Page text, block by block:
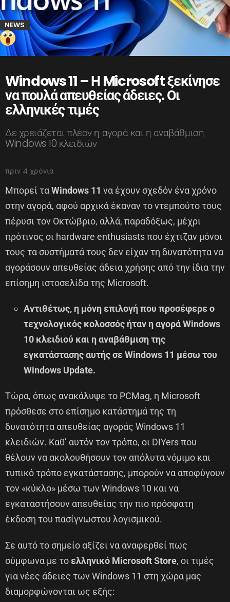
NEWS
Windows 11 – Η Microsoft ξεκίνησε
να πουλά απευθείας άδειες. Οι
ελληνικές τιμές
Δε χρειάζεται πλέον η αγορά και η αναβάθμιση
Windows 10 κλειδιών
πριν 4 χρόνια
Μπορεί ταWindows 11 να έχουν σχεδόν ένα χρόνο
στην αγορά, αφού αρχικά έκαναν το ντεμπούτο τους
πέρυσι τον Οκτώβριο, αλλά, παραδόξως, μέχρι
πρότινος οι hardware enthusiasts που έχτιζαν μόνοι
τους τα συστήματά τους δεν είχαν τη δυνατότητα να
αγοράσουν απευθείας άδεια χρήσης από την ίδια την
επίσημη ιστοσελίδα της Microsoft.
Αντιθέτως, η μόνη επιλογή που προσέφερε ο
τεχνολογικός κολοσσός ήταν η αγορά Windows
10 κλειδιού και η αναβάθμιση της
εγκατάστασης αυτής σε Windows 11 μέσω του
Windows Update.
Τώρα, όπως ανακάλυψε το PCMag, η Microsoft
πρόσθεσε στο επίσημο κατάστημά της τη
δυνατότητα απευθείας αγοράς Windows 11
κλειδιών. Καθ’ αυτόν τον τρόπο, οι DIYers που
θέλουν να ακολουθήσουν τον απόλυτα νόμιμο και
τυπικό τρόπο εγκατάστασης, μπορούν να αποφύγουν
τον «κύκλο» μέσω των Windows 10 και να
εγκαταστήσουν απευθείας την πιο πρόσφατη
έκδοση του πασίγνωστου λογισμικού.
Σε αυτό το σημείο αξίζει να αναφερθεί πως
σύμφωνα με το ελληνικό Microsoft Store, οι τιμές
για νέες άδειες των Windows 11 στη χώρα μας
διαμορφώνονται ως εξής: